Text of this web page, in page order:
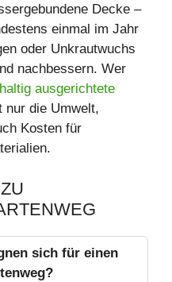
Decke –
einmal im Jahr
oder Unkrautwuchs
nachbessern. Wer
ausgerichtete
nur die Umwelt,
Kosten für
sich für einen